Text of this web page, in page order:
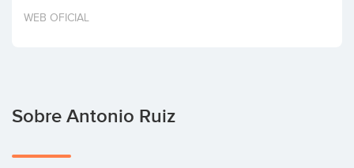
Invertir
WEB OFICIAL
Sobre Antonio Ruiz